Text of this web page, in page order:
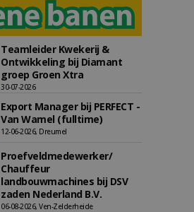
Teamleider Kwekerij &
Ontwikkeling bij Diamant
groep Groen Xtra
30-07-2026
Export Manager bij PERFECT -
Van Wamel (fulltime)
12-06-2026, Dreumel
Proefveldmedewerker/
Chauffeur
landbouwmachines bij DSV
zaden Nederland B.V.
06-08-2026, Ven-Zelderheide